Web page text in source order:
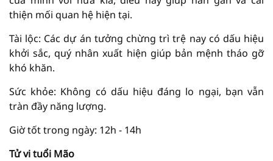
thiện mối quan hệ hiện tại.
Tài lộc: Các dự án tưởng chừng trì trệ nay có dấu hiệu
khởi sắc, quý nhân xuất hiện giúp bản mệnh tháo gỡ
khó khăn.
Sức khỏe: Không có dấu hiệu đáng lo ngại, bạn vẫn
tràn đầy năng lượng.
Giờ tốt trong ngày: 12h - 14h
Tử vi tuổi Mão